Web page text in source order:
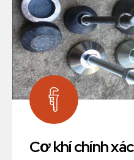
Cơ khí chính xác